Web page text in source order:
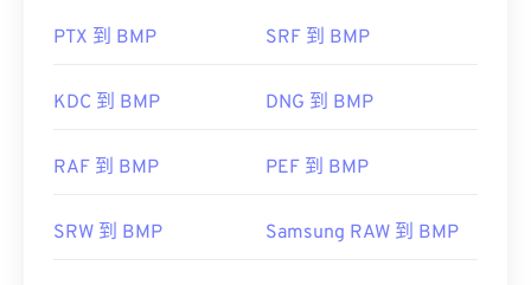
首次发布：1985年11月20日
https://docs.microsoft.com/en-
PTX 到 BMP SRF 到 BMP
KDC 到 BMP DNG 到 BMP
RAF 到 BMP PEF 到 BMP
SRW 到 BMP Samsung RAW 到 BMP